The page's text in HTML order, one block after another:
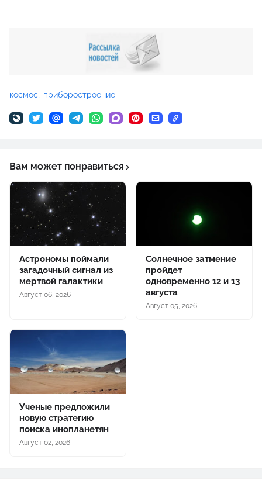
космос приборостроение
Вам может понравиться
Астрономы поймали
загадочный сигнал из
мертвой галактики
Август 06, 2026
Солнечное затмение
пройдет
одновременно 12 и 13
августа
Август 05, 2026
Ученые предложили
новую стратегию
поиска инопланетян
Август 02, 2026